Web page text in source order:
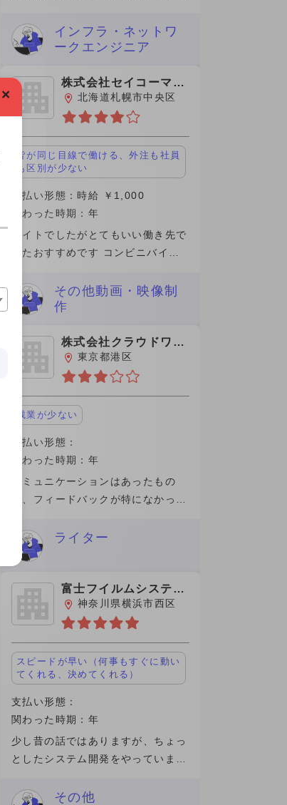
企画から分析改善まで一貫して担当
しました。特に、検索ニーズを踏ま
インフラ・ネットワ
ークエンジニア
株式会社セイコーマー
ト 北海道札幌市中央区
皆が同じ目線で働ける、外注も社員
も区別が少ない
支払い形態：時給 ￥1,000
関わった時期：年
バイトでしたがとてもいい働き先で
したおすすめです コンビニバイト
もしれませんが、パートさんのお人
柄もよく業務内容の質問にもきちん
その他動画・映像制
作
株式会社クラウドワー
クス東京都港区
残業が少ない
支払い形態：
関わった時期：年
コミュニケーションはあったもの
の、フィードバックが特になかった
った。途中理由もなく、切られたの
は良質なコンテンツの記事を出せな
数料が高く
ライター
富士フイルムシステム
ズ株式会社
神奈川県横浜市西区
スピードが早い（何事もすぐに動い
てくれる、決めてくれる）
支払い形態：
関わった時期：年
少し昔の話ではありますが、ちょっ
としたシステム開発をやっていまし
ったり、改修したり、動かなければ
その他
×